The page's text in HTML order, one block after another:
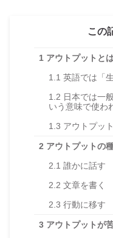
この
1 アウトプットと
1.1 英語では「
1.2 日本では一
いう意味で使わ
1.3 アウトプッ
2 アウトプットの
2.1 誰かに話す
2.2 文章を書く
2.3 行動に移す
3 アウトプットが